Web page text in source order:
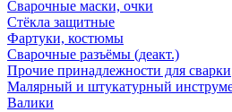
Сварочные маски, очки
Стёкла защитные
Фартуки, костюмы
Сварочные разъёмы (деакт.)
Прочие принадлежности для сварки
Малярный и штукатурный
Валики